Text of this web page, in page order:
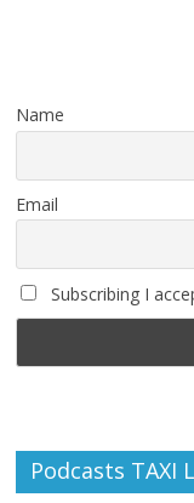
Name
Email
Subscribing I
Podcasts TAXI